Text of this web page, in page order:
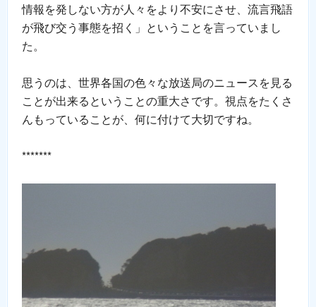
情報を発しない方が人々をより不安にさせ、流言飛語
が飛び交う事態を招く」ということを言っていまし
た。
思うのは、世界各国の色々な放送局のニュースを見る
ことが出来るということの重大さです。視点をたくさ
んもっていることが、何に付けて大切ですね。
*******